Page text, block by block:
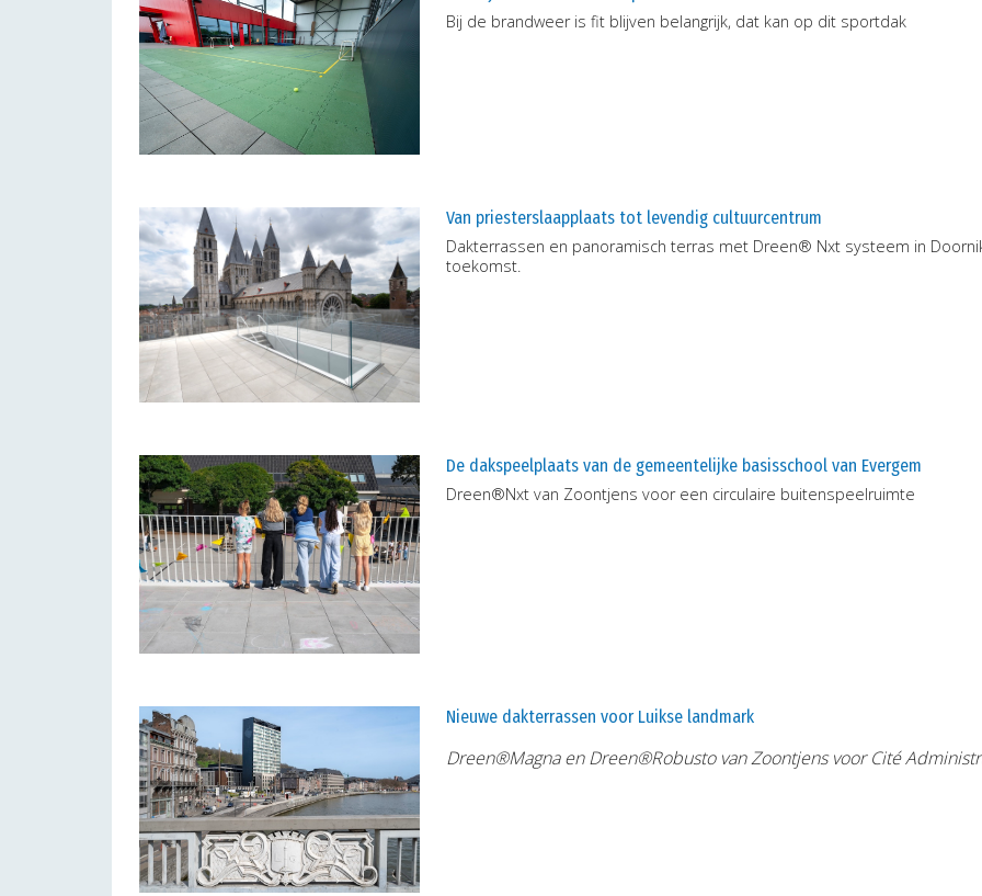
Bij de brandweer is fit blijven belangrijk, dat kan op dit sportdak
Van priesterslaapplaats tot levendig cultuurcentrum
Dakterrassen en panoramisch terras met Dreen® Nxt systeem in
toekomst.
De dakspeelplaats van de gemeentelijke basisschool van Evergem
Dreen®Nxt van Zoontjens voor een circulaire buitenspeelruimte
Nieuwe dakterrassen voor Luikse landmark
Dreen®Magna en Dreen®Robusto van Zoontjens voor Cité